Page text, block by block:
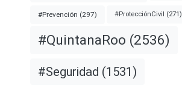
#Prevención (297) #ProtecciónCivil (271)
#QuintanaRoo (2536)
#Seguridad (1531)